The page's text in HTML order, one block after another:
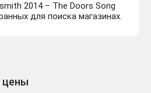
2014 – The Doors Song
для поиска магазинах.
цены